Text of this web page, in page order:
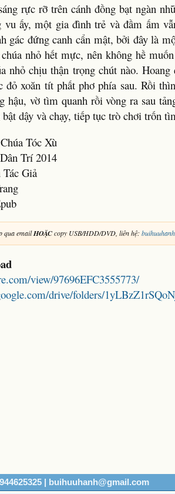
rực rỡ trên cánh đồng bạt ngàn
vu ấy, một gia đình trẻ và đầm ấm
gác đứng canh cẩn mật, bởi đây là
nhỏ hết mực, nên không hề
nhỏ chịu thận trọng chút nào.
đỏ xoăn tít phất phơ phía sau. Rồi
hậu, vờ tìm quanh rồi vòng ra sau
dậy và chạy, tiếp tục trò chơi trốn
Tóc Xù
Trí 2014
Giả
qua emailHOẶCcopy USB/HDD/DVD, liên hệ:
view/97696EFC3555773/
drive/folders/
| buihuuhanh@gmail.com